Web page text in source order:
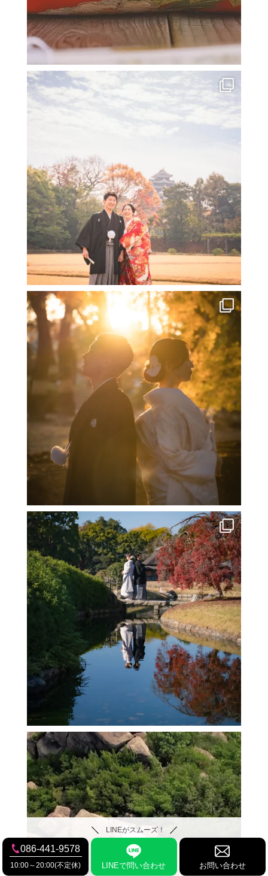
LINEがスムーズ！
086-441-9578
10:00～20:00(不定休) LINEで問い合わせ お問い合わせ